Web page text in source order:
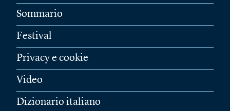
Sommario
Festival
Privacy e cookie
Video
Dizionario italiano